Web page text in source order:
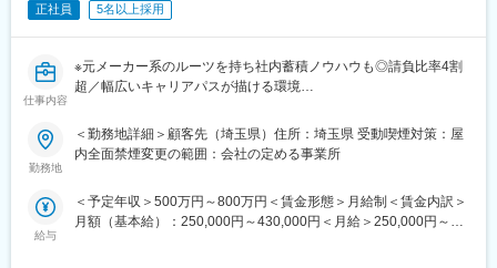
ております。
・年休：125日程度
・定年：65歳となっており、その後も１年更新での契約社員とし
てご活躍いただけます。
は、会社が全額負担します。家賃補助の金額に関して、6万円（家
賃＋共益費）の物件を上限として半分を支給いたします。他にも
■福利厚生「SS&CU制度」：
エンジニア（技術社員）を対象に、キャリアチェンジを支援する
正社員 5名以上採用
仕事内容
※元メーカー系のルーツを持ち社内蓄積ノウハウも◎請負比率4割
超／幅広いキャリアパスが描ける環境
上活躍中！ダイバーシティ推進◎
認をお願いします。
＜製品＞OEMサウンドビジネス製品
勤務地
＜勤務地詳細＞顧客先（埼玉県）住所：埼玉県 受動喫煙対策：屋
内全面禁煙変更の範囲：会社の定める事業所
給与
＜予定年収＞500万円～800万円＜賃金形態＞月給制＜賃金内訳＞
月額（基本給）：250,000円～430,000円＜月給＞250,000円～